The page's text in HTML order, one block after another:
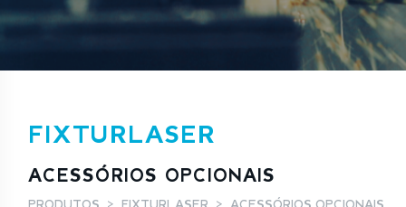
FIXTURLASER
ACESSÓRIOS OPCIONAIS